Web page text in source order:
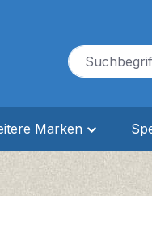
Marken